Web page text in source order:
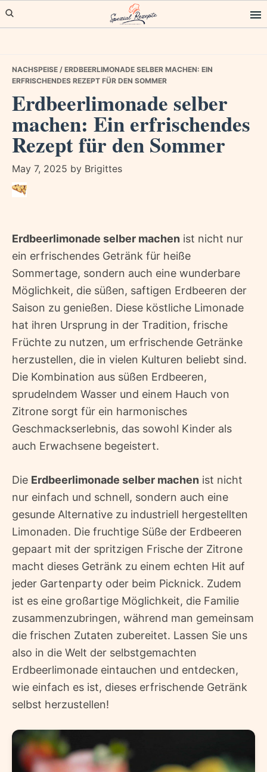
Skip
to
Skip
to
Skip
to
NACHSPEISE / ERDBEERLIMONADE SELBER MACHEN: EIN
ERFRISCHENDES REZEPT FÜR DEN SOMMER
Erdbeerlimonade selber
machen: Ein erfrischendes
Rezept für den Sommer
May 7, 2025 by Brigittes
Erdbeerlimonade selber machen ist nicht nur
ein erfrischendes Getränk für heiße
Sommertage, sondern auch eine wunderbare
Möglichkeit, die süßen, saftigen Erdbeeren der
Saison zu genießen. Diese köstliche Limonade
hat ihren Ursprung in der Tradition, frische
Früchte zu nutzen, um erfrischende Getränke
herzustellen, die in vielen Kulturen beliebt sind.
Die Kombination aus süßen Erdbeeren,
sprudelndem Wasser und einem Hauch von
Zitrone sorgt für ein harmonisches
Geschmackserlebnis, das sowohl Kinder als
auch Erwachsene begeistert.
Die Erdbeerlimonade selber machen ist nicht
nur einfach und schnell, sondern auch eine
gesunde Alternative zu industriell hergestellten
Limonaden. Die fruchtige Süße der Erdbeeren
gepaart mit der spritzigen Frische der Zitrone
macht dieses Getränk zu einem echten Hit auf
jeder Gartenparty oder beim Picknick. Zudem
ist es eine großartige Möglichkeit, die Familie
zusammenzubringen, während man gemeinsam
die frischen Zutaten zubereitet. Lassen Sie uns
also in die Welt der selbstgemachten
Erdbeerlimonade eintauchen und entdecken,
wie einfach es ist, dieses erfrischende Getränk
selbst herzustellen!